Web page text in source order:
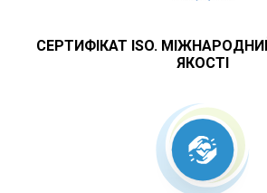
СЕРТИФІКАТ ISO.
ЯКОСТІ